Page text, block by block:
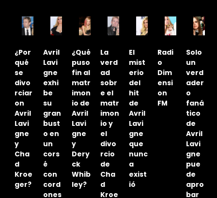
¿Por
qué
se
divo
rciar
on
Avril
Lavi
gne
y
Cha
d
Kroe
ger?
Avril
Lavi
gne
exhi
be
su
gran
bust
o en
un
cors
é
con
cord
ones
¿Qué
puso
fin al
matr
imon
io de
Avril
Lavi
gne
y
Dery
ck
Whib
ley?
La
verd
ad
sobr
e el
matr
imon
io y
el
divo
rcio
de
Cha
d
Kroe
El
mist
erio
del
hit
de
Avril
Lavi
gne
que
nunc
a
exist
ió
Radi
o
Dim
ensi
on
FM
Solo
un
verd
ader
o
faná
tico
de
Avril
Lavi
gne
pue
de
apro
bar